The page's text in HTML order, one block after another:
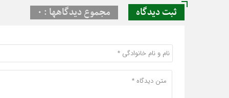
ثبت دیدگاه مجموع دیدگاهها : 0